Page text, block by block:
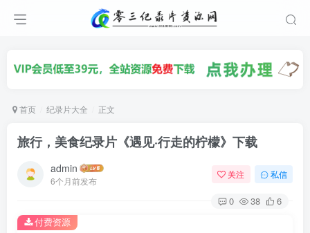
首页 纪录片大全 正文
旅行，美食纪录片《遇见·行走的柠檬》下载
admin
6个月前发布
关注 私信
0 38 6
付费资源